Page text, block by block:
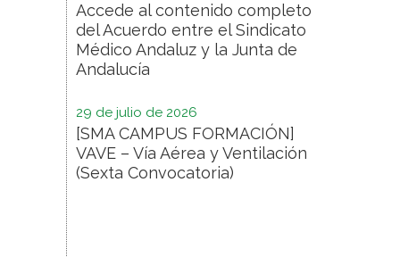
Accede al contenido completo
del Acuerdo entre el Sindicato
Médico Andaluz y la Junta de
Andalucía
29 de julio de 2026
[SMA CAMPUS FORMACIÓN]
VAVE – Vía Aérea y Ventilación
(Sexta Convocatoria)